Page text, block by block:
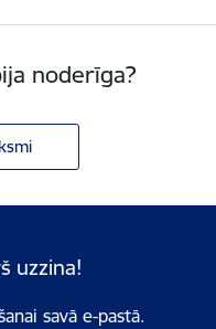
noderīga?
uzzina!
savā e-pastā.